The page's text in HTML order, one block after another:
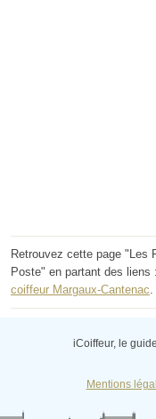
Retrouvez cette page "Les
Poste" en partant des liens :
coiffeur Margaux-Cantenac.
iCoiffeur, le
Mentions